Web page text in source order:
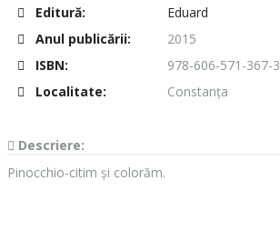
Editură:
Eduard
Anul publicării:
2015
ISBN:
978-606-571-367-3
Localitate:
Constanța
Descriere:
Pinocchio-citim și colorăm.